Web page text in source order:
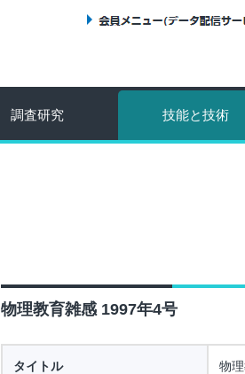
調査研究 技能と技術
物理教育雑感 1997年4号
タイトル 物